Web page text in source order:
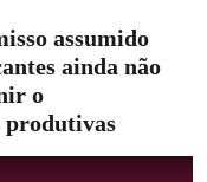
assumido
ainda não
o
produtivas